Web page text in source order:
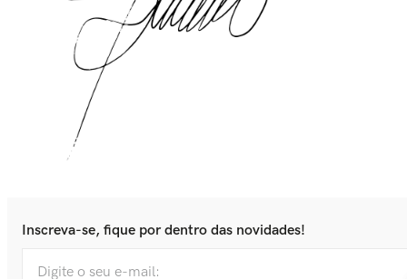
Inscreva-se, fique por dentro das novidades!